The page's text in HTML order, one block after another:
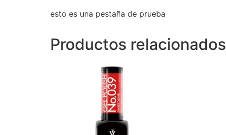
esto es una pestaña de prueba
Productos relacionados